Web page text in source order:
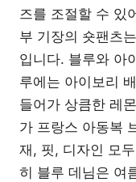
즈를 조절할 수 있
부 기장의 숏팬츠
입니다. 블루와 아
루에는 아이보리
들어가 상큼한 레
가 프랑스 아동복
재, 핏, 디자인 모
히 블루 데님은 여